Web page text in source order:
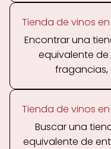
Tienda de vinos
Encontrar una
equivalente
fragancias,
Tienda de vinos
Buscar una
equivalente de